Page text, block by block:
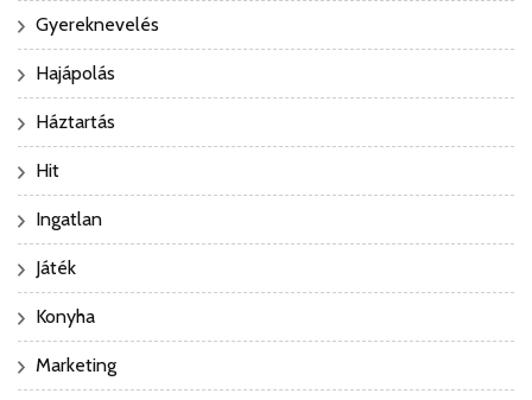
Gyereknevelés
Hajápolás
Háztartás
Hit
Ingatlan
Játék
Konyha
Marketing